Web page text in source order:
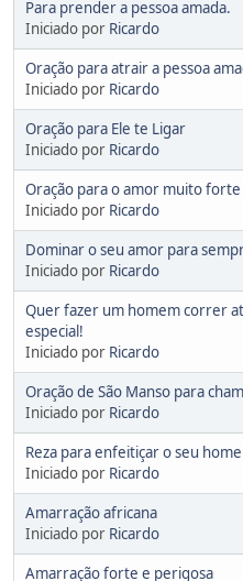
Para prender a pessoa amada.
Iniciado por Ricardo
Oração para atrair a pessoa
Iniciado por Ricardo
Oração para Ele te Ligar
Iniciado por Ricardo
Oração para o amor muito
Iniciado por Ricardo
Dominar o seu amor para
Iniciado por Ricardo
Quer fazer um homem correr
especial!
Iniciado por Ricardo
Oração de São Manso para
Iniciado por Ricardo
Reza para enfeitiçar o seu
Iniciado por Ricardo
Amarração africana
Iniciado por Ricardo
Amarração forte e perigosa